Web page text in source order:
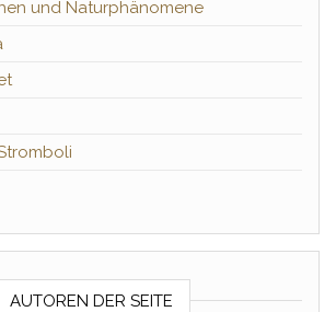
und Naturphänomene
AUTOREN DER SEITE